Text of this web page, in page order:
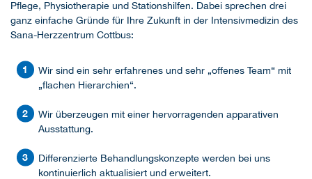
Pflege, Physiotherapie und Stationshilfen. Dabei sprechen drei
ganz einfache Gründe für Ihre Zukunft in der Intensivmedizin des
Sana-Herzzentrum Cottbus:
Wir sind ein sehr erfahrenes und sehr „offenes Team“ mit
„flachen Hierarchien“.
Wir überzeugen mit einer hervorragenden apparativen
Ausstattung.
Differenzierte Behandlungskonzepte werden bei uns
kontinuierlich aktualisiert und erweitert.